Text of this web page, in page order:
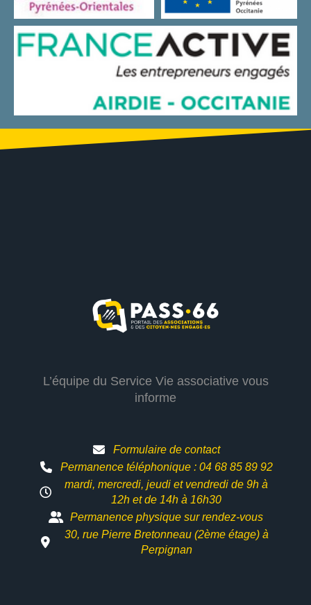
L’équipe du Service Vie associative vous
informe
Formulaire de contact
Permanence téléphonique : 04 68 85 89 92
mardi, mercredi, jeudi et vendredi de 9h à
12h etde 14h à 16h30
Permanence physique sur rendez-vous
30, rue Pierre Bretonneau (2ème étage) à
Perpignan